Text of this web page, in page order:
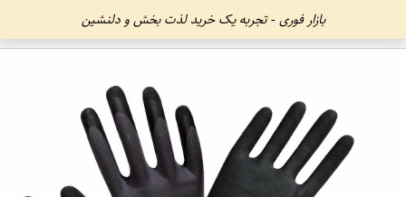
بازار فوری - تجربه یک خرید لذت بخش و دلنشین